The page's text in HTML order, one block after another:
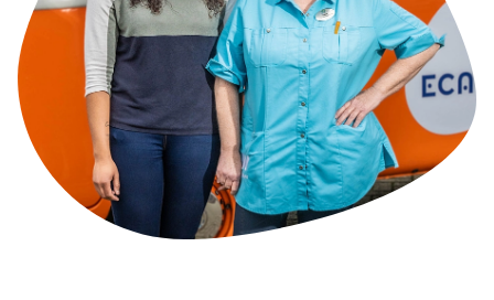
Klassikale trainingen
Blog/Nieuws/Podcast/Webinars
Onze klanten
Werken bij Ecare